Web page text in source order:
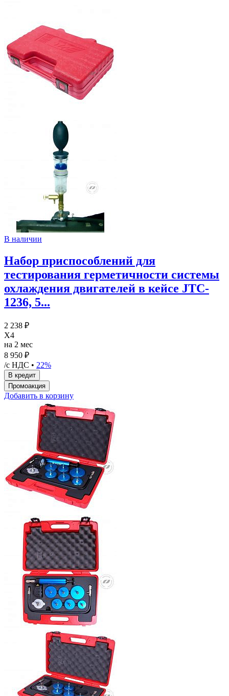
В наличии
Набор приспособлений для
тестирования герметичности системы
охлаждения двигателей в кейсе JTC-
1236, 5...
2 238 ₽
X4
на 2 мес
8 950 ₽
/с НДС • 22%
Добавить в корзину